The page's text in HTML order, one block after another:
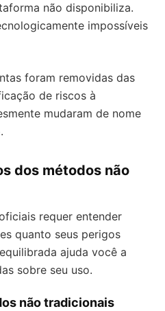
não disponibiliza.
impossíveis
foram removidas das
de riscos à
mudaram de nome
dos métodos não
requer entender
quanto seus perigos
ajuda você a
sobre seu uso.
não tradicionais